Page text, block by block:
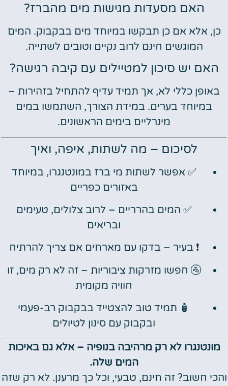
האם מסעדות מגישות מים מהברז?
כן, אלא אם כן תבקשו במיוחד מים בבקבוק. המים
המוגשים חינם לרוב נקיים וטובים לשתייה.
האם יש סיכון למטיילים עם קיבה רגישה?
באופן כללי לא, אך תמיד עדיף להתחיל בזהירות –
במיוחד בערים. במידת הצורך, השתמשו במים
מינרליים בימים הראשונים.
לסיכום – מה לשתות, איפה, ואיך
✅ אפשר לשתות מי ברז במונטנגרו, במיוחד
באזורים כפריים
✅ המים בהרריים – לרוב צלולים, טעימים
ובריאים
❗ בעיר – בדקו עם מארחים אם צריך להרתיח
🚰 חפשו מזרקות ציבוריות – זה לא רק מים, זו
חוויה מקומית
🧴 תמיד טוב להצטייד בבקבוק רב-פעמי
ובקבוק עם סינון לטיולים
מונטנגרו לא רק מרהיבה בנופיה – אלא גם באיכות
המים שלה.
והכי חשוב? זה חינם, טבעי, וכל כך מרענן. לא רק שזה